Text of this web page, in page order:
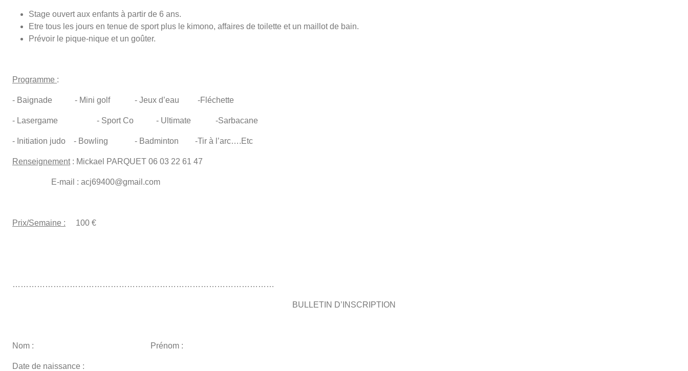
Stage ouvert aux enfants à partir de 6 ans.
Etre tous les jours en tenue de sport plus le kimono, affaires de toilette et un maillot de bain.
Prévoir le pique-nique et un goûter.
Programme :
- Baignade - Mini golf - Jeux d’eau -Fléchette
- Lasergame - Sport Co - Ultimate -Sarbacane
- Initiation judo - Bowling - Badminton -Tir à l’arc….Etc
Renseignement: Mickael PARQUET 06 03 22 61 47
E-mail : acj69400@gmail.com
Prix/Semaine : 100 €
……………………………………………………………………………………
BULLETIN D’INSCRIPTION
Nom : Prénom :
Date de naissance :